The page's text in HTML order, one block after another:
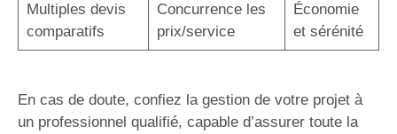
Multiples devis
comparatifs
Concurrence les
prix/service
Économie
et sérénité
En cas de doute, confiez la gestion de votre projet à
un professionnel qualifié, capable d’assurer toute la